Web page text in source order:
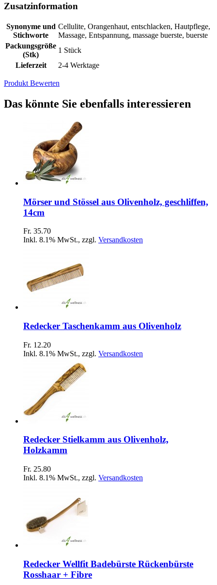
Zusatzinformation
Synonyme und
Stichworte
Cellulite, Orangenhaut, entschlacken, Hautpflege,
Massage, Entspannung, massage buerste, buerste
Packungsgröße
(Stk)
1 Stück
Lieferzeit
2-4 Werktage
Produkt Bewerten
Das könnte Sie ebenfalls interessieren
Mörser und Stössel aus Olivenholz, geschliffen,
14cm
Fr. 35.70
Inkl. 8.1% MwSt., zzgl. Versandkosten
Redecker Taschenkamm aus Olivenholz
Fr. 12.20
Inkl. 8.1% MwSt., zzgl. Versandkosten
Redecker Stielkamm aus Olivenholz,
Holzkamm
Fr. 25.80
Inkl. 8.1% MwSt., zzgl. Versandkosten
Redecker Wellfit Badebürste Rückenbürste
Rosshaar + Fibre